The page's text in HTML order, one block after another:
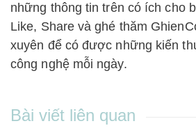
những thông tin trên có ích cho
Like, Share và ghé thăm
xuyên để có được những kiến
công nghệ mỗi ngày.
Bài viết liên quan